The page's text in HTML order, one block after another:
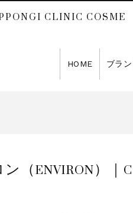
CLINIC COSME
HOME ブラ
（ENVIRON）